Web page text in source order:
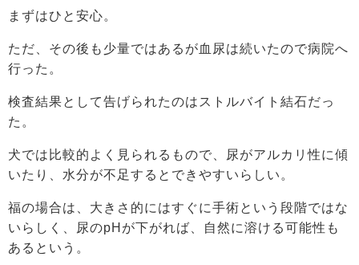
まずはひと安心。
ただ、その後も少量ではあるが血尿は続いたので病院へ
行った。
検査結果として告げられたのはストルバイト結石だっ
た。
犬では比較的よく見られるもので、尿がアルカリ性に傾
いたり、水分が不足するとできやすいらしい。
福の場合は、大きさ的にはすぐに手術という段階ではな
いらしく、尿のpHが下がれば、自然に溶ける可能性も
あるという。